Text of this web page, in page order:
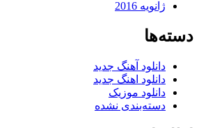
ژانویه 2016
دسته‌ها
دانلود آهنگ جدید
دانلود اهنگ جدید
دانلود موزیک
دسته‌بندی نشده